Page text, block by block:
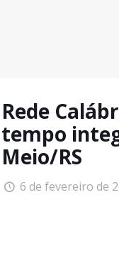
Rede
tempo
Meio/RS
6 de fevereiro de